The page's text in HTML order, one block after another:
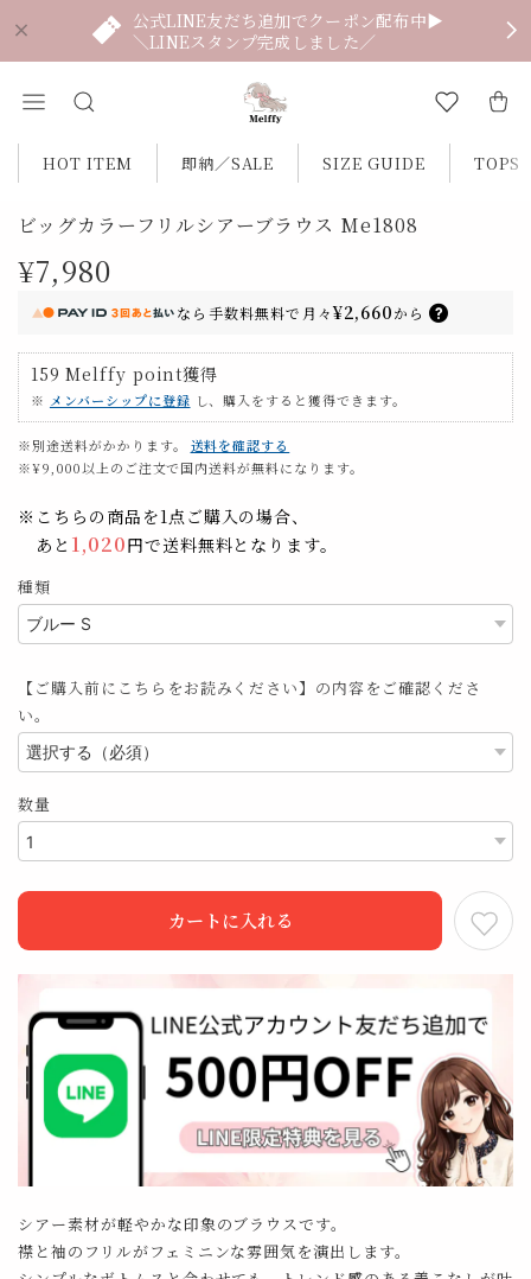
公式LINE友だち追加でクーポン配布中▶
＼LINEスタンプ完成しました／
HOT ITEM 即納／SALE SIZE GUIDE TOPS
ビッグカラーフリルシアーブラウス Me1808
¥7,980
なら 手数料無料で 月々¥2,660から
159 Melffy point獲得
※ メンバーシップに登録 し、購入をすると獲得できます。
※別途送料がかかります。
送料を確認する
※¥9,000以上のご注文で国内送料が無料になります。
※こちらの商品を1点ご購入の場合、
あと 1,020円で送料無料となります。
種類
【ご購入前にこちらをお読みください】の内容をご確認くださ
い。
数量
カートに入れる
シアー素材が軽やかな印象のブラウスです。
襟と袖のフリルがフェミニンな雰囲気を演出します。